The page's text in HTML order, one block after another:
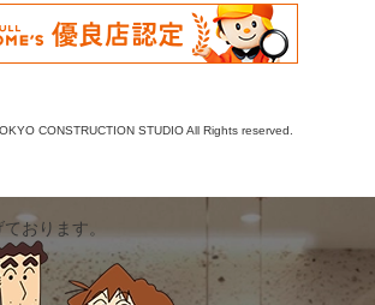
CONSTRUCTION STUDIO All Rights reserved.
おります。